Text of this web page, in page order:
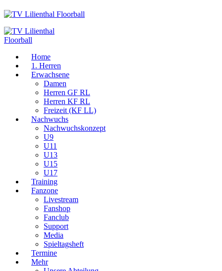
Home
1. Herren
Erwachsene
Damen
Herren GF RL
Herren KF RL
Freizeit (KF LL)
Nachwuchs
Nachwuchskonzept
U9
U11
U13
U15
U17
Training
Fanzone
Livestream
Fanshop
Fanclub
Support
Media
Spieltagsheft
Termine
Mehr